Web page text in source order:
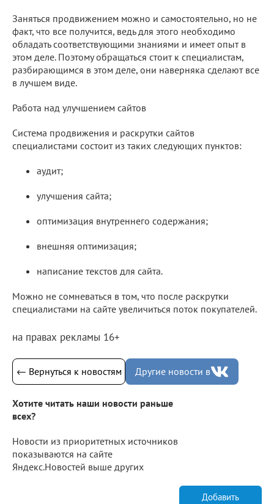
Заняться продвижением можно и самостоятельно, но не
факт, что все получится, ведь для этого необходимо
обладать соответствующими знаниями и имеет опыт в
этом деле. Поэтому обращаться стоит к специалистам,
разбирающимся в этом деле, они наверняка сделают все
в лучшем виде.
Работа над улучшением сайтов
Система продвижения и раскрутки сайтов
специалистами состоит из таких следующих пунктов:
аудит;
улучшения сайта;
оптимизация внутреннего содержания;
внешняя оптимизация;
написание текстов для сайта.
Можно не сомневаться в том, что после раскрутки
специалистами на сайте увеличиться поток покупателей.
на правах рекламы 16+
← Вернуться к новостям Другие новости в
Хотите читать наши новости раньше
всех?
Новости из приоритетных источников
показываются на сайте
Яндекс.Новостей выше других
Добавить